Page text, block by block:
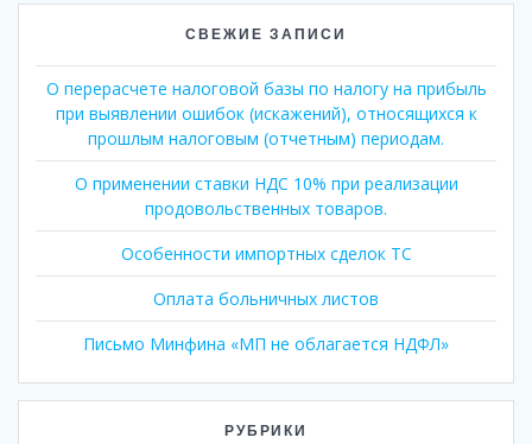
СВЕЖИЕ ЗАПИСИ
О перерасчете налоговой базы по налогу на прибыль
при выявлении ошибок (искажений), относящихся к
прошлым налоговым (отчетным) периодам.
О применении ставки НДС 10% при реализации
продовольственных товаров.
Особенности импортных сделок ТС
Оплата больничных листов
Письмо Минфина «МП не облагается НДФЛ»
РУБРИКИ